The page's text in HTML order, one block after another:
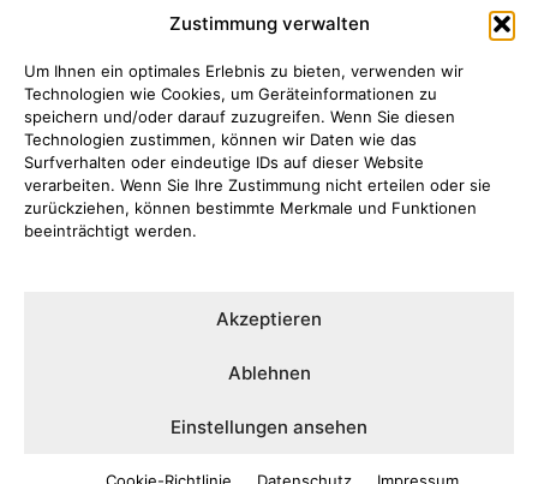
Zustimmung verwalten
Um Ihnen ein optimales Erlebnis zu bieten, verwenden wir
Technologien wie Cookies, um Geräteinformationen zu
speichern und/oder darauf zuzugreifen. Wenn Sie diesen
Technologien zustimmen, können wir Daten wie das
Surfverhalten oder eindeutige IDs auf dieser Website
verarbeiten. Wenn Sie Ihre Zustimmung nicht erteilen oder sie
zurückziehen, können bestimmte Merkmale und Funktionen
beeinträchtigt werden.
Akzeptieren
Ablehnen
Einstellungen ansehen
BELIEBTE BEITRÄGE
Archiv der Initiative „Jüdisch in
Attendorn“ erschlossen
Soldatenleben damals und heute
Verantwortung übernehmen, wenn
Kinder Schutz und Orientierung
Ni hao in Attendorn
Lauter Abend in der NoiseBox